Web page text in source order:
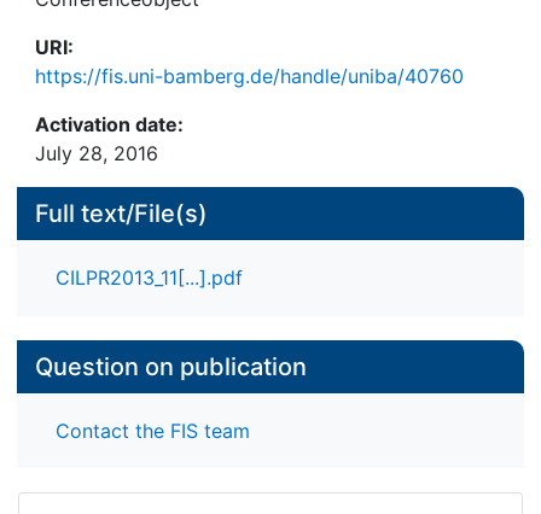
URI:
https://fis.uni-bamberg.de/handle/uniba/40760
Activation date:
July 28, 2016
Full text/File(s)
CILPR2013_11[...].pdf
Question on publication
Contact the FIS team